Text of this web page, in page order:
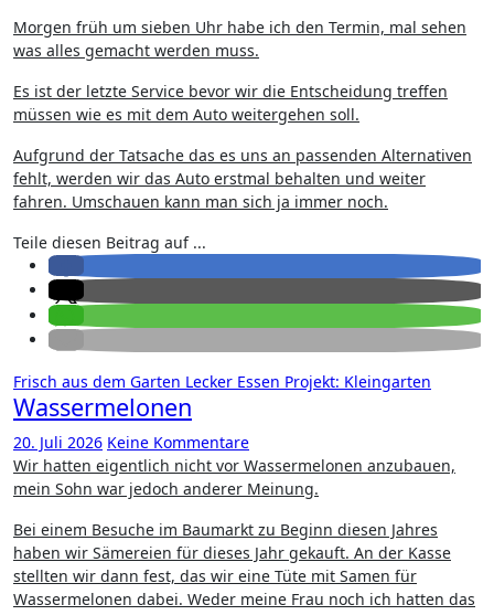
Morgen früh um sieben Uhr habe ich den Termin, mal sehen
was alles gemacht werden muss.
Es ist der letzte Service bevor wir die Entscheidung treffen
müssen wie es mit dem Auto weitergehen soll.
Aufgrund der Tatsache das es uns an passenden Alternativen
fehlt, werden wir das Auto erstmal behalten und weiter
fahren. Umschauen kann man sich ja immer noch.
Teile diesen Beitrag auf ...
Frisch aus dem Garten Lecker Essen Projekt: Kleingarten
Wassermelonen
20. Juli 2026 Keine Kommentare
Wir hatten eigentlich nicht vor Wassermelonen anzubauen,
mein Sohn war jedoch anderer Meinung.
Bei einem Besuche im Baumarkt zu Beginn diesen Jahres
haben wir Sämereien für dieses Jahr gekauft. An der Kasse
stellten wir dann fest, das wir eine Tüte mit Samen für
Wassermelonen dabei. Weder meine Frau noch ich hatten das